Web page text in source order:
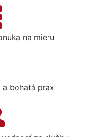
na mieru
a bohatá prax